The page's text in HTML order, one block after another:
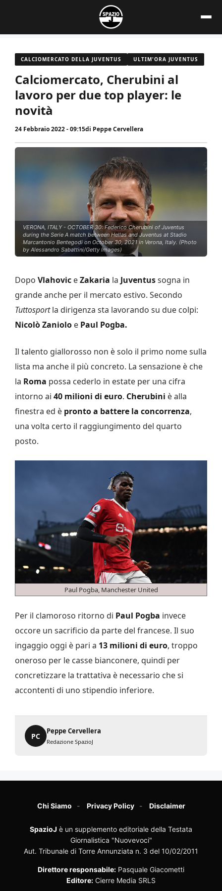
contenuto
CALCIOMERCATO DELLA JUVENTUS ULTIM'ORA JUVENTUS
Calciomercato, Cherubini al
lavoro per due top player: le
novità
24 Febbraio 2022 - 09:15di Peppe Cervellera
VERONA, ITALY - OCTOBER 30: Federico Cherubini of Juventus
during the Serie A match between Hellas and Juventus at Stadio
Marcantonio Bentegodi on October 30, 2021 in Verona, Italy. (Photo
by Alessandro Sabattini/Getty Images)
Dopo Vlahovic eZakaria la Juventussogna in
grande anche per il mercato estivo. Secondo
Tuttosportla dirigenza sta lavorando su due colpi:
Nicolò Zaniolo e Paul Pogba.
Il talento giallorosso non è solo il primo nome sulla
lista ma anche il più concreto. La sensazione è che
la Roma possa cederlo in estate per una cifra
intorno ai 40 milioni di euro. Cherubini è alla
finestra ed è pronto a battere la concorrenza,
una volta certo il raggiungimento del quarto
posto.
Paul Pogba, Manchester United
Per il clamoroso ritorno di Paul Pogba invece
occore un sacrificio da parte del francese. Il suo
ingaggio oggi è pari a 13 milioni di euro, troppo
oneroso per le casse bianconere, quindi per
concretizzare la trattativa è necessario che si
accontenti di uno stipendio inferiore.
PC
Peppe Cervellera
Redazione SpazioJ
Chi Siamo Privacy Policy Disclaimer
SpazioJ è un supplemento editoriale della Testata
Giornalistica "Nuovevoci"
Aut. Tribunale di Torre Annunziata n. 3 del 10/02/2011
Direttore responsabile: Pasquale Giacometti
Editore: Cierre Media SRLS